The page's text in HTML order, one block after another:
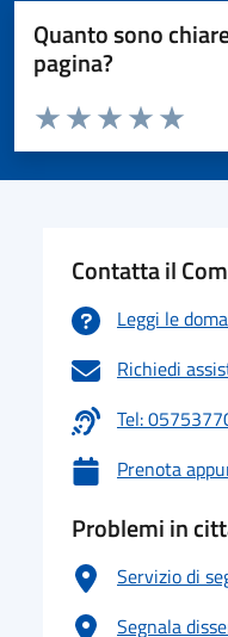
Quanto sono
pagina?
Valuta da 1 a 5 stelle la
Valuta
Valuta 4
Valuta 3 stelle
Valuta 2 stelle su 5
Valuta 1 stelle su 5
Contatta il
Leggi le
Richiedi
Tel:
Prenota
Problemi in
Servizio di
Segnala